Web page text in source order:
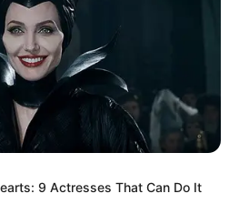
9 Actresses That Can Do It